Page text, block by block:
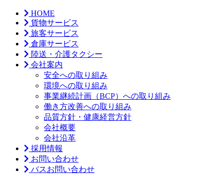
HOME
貨物サービス
旅客サービス
倉庫サービス
陸送・介護タクシー
会社案内
安全への取り組み
環境への取り組み
事業継続計画（BCP）への取り組み
働き方改善への取り組み
品質方針・健康経営方針
会社概要
会社沿革
採用情報
お問い合わせ
バスお問い合わせ